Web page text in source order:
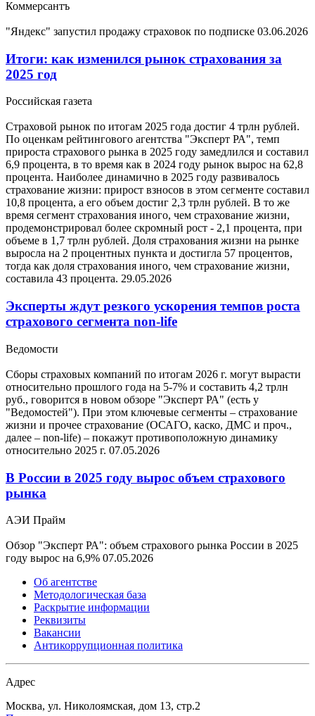
Коммерсантъ
"Яндекс" запустил продажу страховок по подписке 03.06.2026
Итоги: как изменился рынок страхования за
2025 год
Российская газета
Страховой рынок по итогам 2025 года достиг 4 трлн рублей.
По оценкам рейтингового агентства "Эксперт РА", темп
прироста страхового рынка в 2025 году замедлился и составил
6,9 процента, в то время как в 2024 году рынок вырос на 62,8
процента. Наиболее динамично в 2025 году развивалось
страхование жизни: прирост взносов в этом сегменте составил
10,8 процента, а его объем достиг 2,3 трлн рублей. В то же
время сегмент страхования иного, чем страхование жизни,
продемонстрировал более скромный рост - 2,1 процента, при
объеме в 1,7 трлн рублей. Доля страхования жизни на рынке
выросла на 2 процентных пункта и достигла 57 процентов,
тогда как доля страхования иного, чем страхование жизни,
составила 43 процента. 29.05.2026
Эксперты ждут резкого ускорения темпов роста
страхового сегмента non-life
Ведомости
Сборы страховых компаний по итогам 2026 г. могут вырасти
относительно прошлого года на 5-7% и составить 4,2 трлн
руб., говорится в новом обзоре "Эксперт РА" (есть у
"Ведомостей"). При этом ключевые сегменты – страхование
жизни и прочее страхование (ОСАГО, каско, ДМС и проч.,
далее – non-life) – покажут противоположную динамику
относительно 2025 г. 07.05.2026
В России в 2025 году вырос объем страхового
рынка
АЭИ Прайм
Обзор "Эксперт РА": объем страхового рынка России в 2025
году вырос на 6,9% 07.05.2026
Об агентстве
Методологическая база
Раскрытие информации
Реквизиты
Вакансии
Антикоррупционная политика
Адрес
Москва, ул. Николоямская, дом 13, стр.2